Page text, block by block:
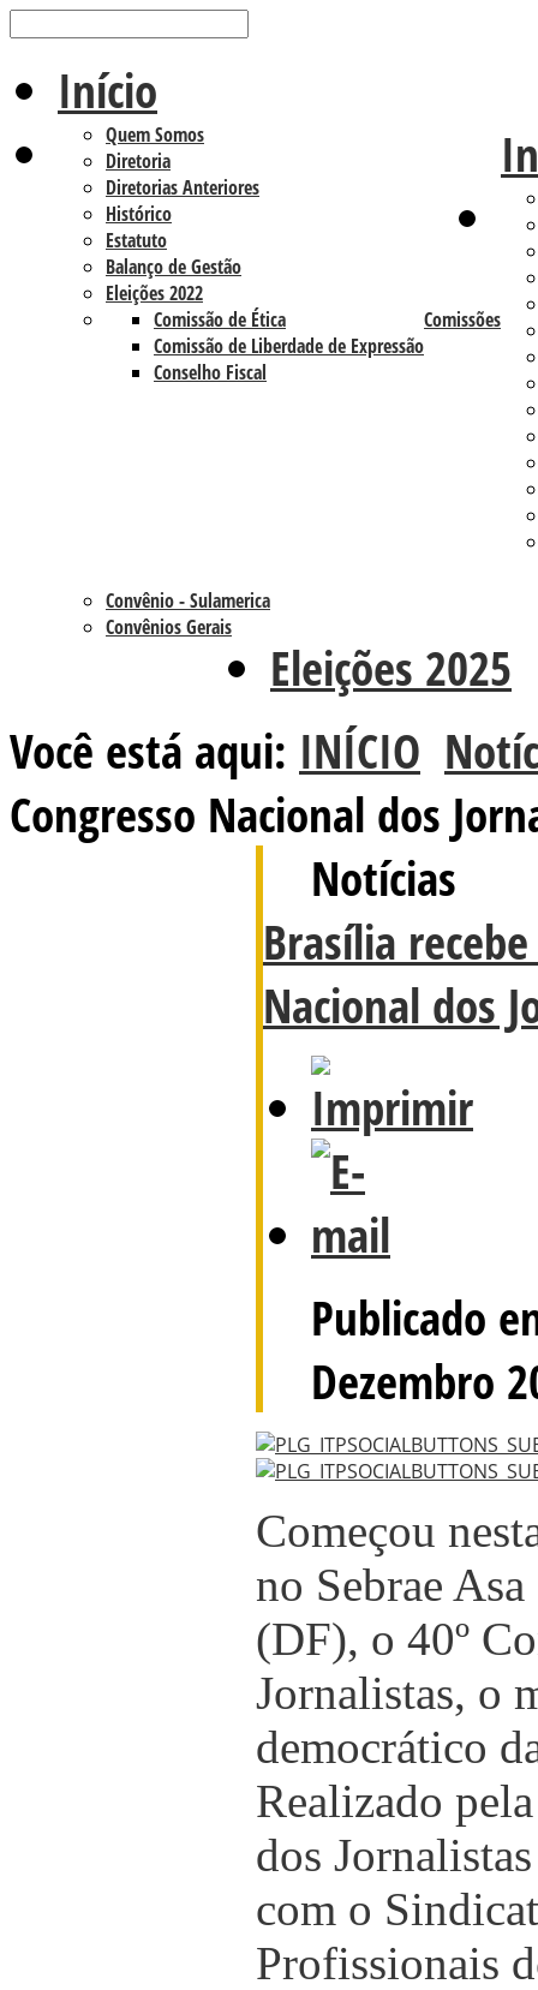
Início
Quem Somos
Diretoria
Diretorias Anteriores
Histórico
Estatuto
Balanço de Gestão
Eleições 2022
Comissões
Comissão de Ética
Comissão de Liberdade de Expressão
Conselho Fiscal
Convênio - Sulamerica
Convênios Gerais
Eleições 2025
Você está aqui: INÍCIO
Congresso Nacional dos
Notícias
Brasília
Nacional dos
Publicado
Dezembro
Começou
no Sebrae
(DF), o 40º
Jornalistas, o
democrático
Realizado
dos
com o
Profissionais